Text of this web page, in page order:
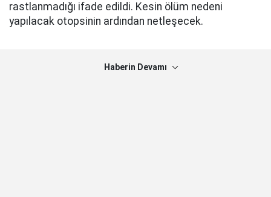
rastlanmadığı ifade edildi. Kesin ölüm nedeni
yapılacak otopsinin ardından netleşecek.
Haberin Devamı